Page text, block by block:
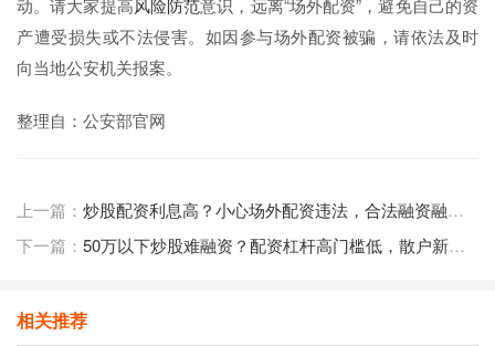
动。请大家提高风险防范意识，远离“场外配资”，避免自己的资
产遭受损失或不法侵害。如因参与场外配资被骗，请依法及时
向当地公安机关报案。
整理自：公安部官网
上一篇： 炒股配资利息高？小心场外配资违法，合法融资融券更安全
下一篇： 50万以下炒股难融资？配资杠杆高门槛低，散户新出路
相关推荐